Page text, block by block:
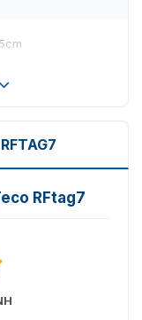
RFtag7